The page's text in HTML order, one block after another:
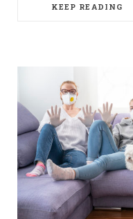
KEEP READING